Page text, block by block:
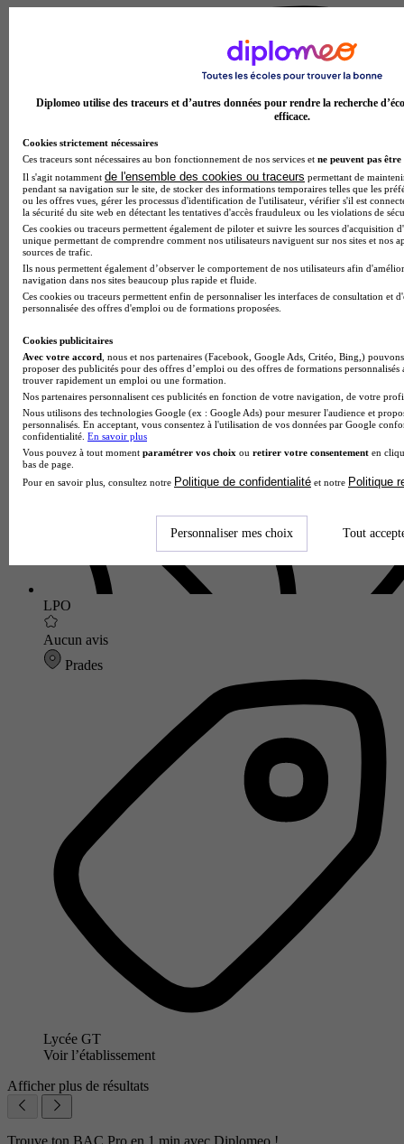
Lycée GT
Voir l’établissement
LPO
Aucun avis
Prades
Lycée GT
Voir l’établissement
Afficher plus de résultats
Trouve ton BAC Pro en 1 min avec Diplomeo !
Diplomeo utilise des traceurs et d’autres données pour rendre la recherche
efficace.
Cookies strictement nécessaires
Ces traceurs sont nécessaires au bon fonctionnement de nos services et ne peuvent pas être
Il s'agit notamment de l'ensemble des cookies ou traceurs permettant de
pendant sa navigation sur le site, de stocker des informations temporaires telles que les
ou les offres vues, gérer les processus d'identification de l'utilisateur, vérifier s'il est
la sécurité du site web en détectant les tentatives d'accès frauduleux ou les violations de
Ces cookies ou traceurs permettent également de piloter et suivre les sources d'acquisition
unique permettant de comprendre comment nos utilisateurs naviguent sur nos sites et nos
sources de trafic.
Ils nous permettent également d’observer le comportement de nos utilisateurs afin
navigation dans nos sites beaucoup plus rapide et fluide.
Ces cookies ou traceurs permettent enfin de personnaliser les interfaces de consultation et
personnalisée des offres d'emploi ou de formations proposées.
Cookies publicitaires
Avec votre accord , nous et nos partenaires (Facebook, Google Ads, Critéo, Bing,)
proposer des publicités pour des offres d’emploi ou des offres de formations
trouver rapidement un emploi ou une formation.
Nos partenaires personnalisent ces publicités en fonction de votre navigation, de votre
Nous utilisons des technologies Google (ex : Google Ads) pour mesurer l'audience et
personnalisés. En acceptant, vous consentez à l'utilisation de vos données par Google
confidentialité. En savoir plus
Vous pouvez à tout moment paramétrer vos choix ou retirer votre consentement en
bas de page.
Pour en savoir plus, consultez notre Politique de confidentialité et notre Politique
Personnaliser mes choix Tout